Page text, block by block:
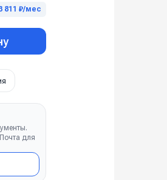
811 ₽/мес
для